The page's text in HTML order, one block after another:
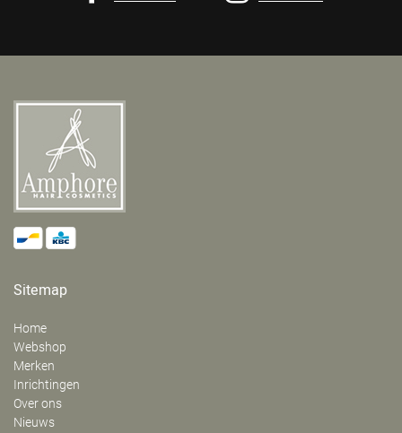
Sitemap
Home
Webshop
Merken
Inrichtingen
Over ons
Nieuws